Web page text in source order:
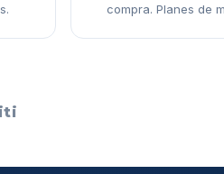
compra. Planes de